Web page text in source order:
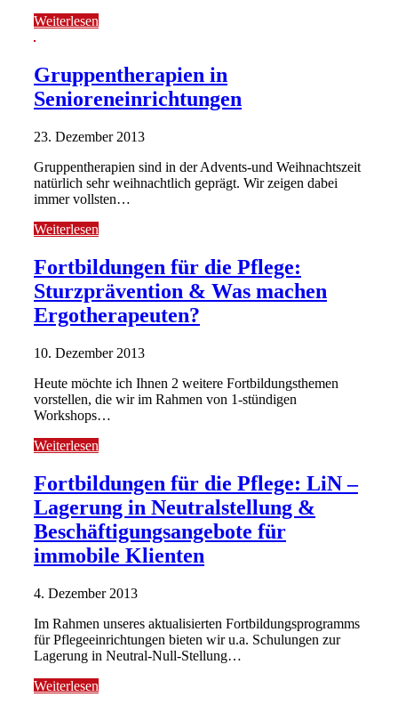
Weiterlesen
Gruppentherapien in
Senioreneinrichtungen
23. Dezember 2013
Gruppentherapien sind in der Advents-und Weihnachtszeit
natürlich sehr weihnachtlich geprägt. Wir zeigen dabei
immer vollsten…
Weiterlesen
Fortbildungen für die Pflege:
Sturzprävention & Was machen
Ergotherapeuten?
10. Dezember 2013
Heute möchte ich Ihnen 2 weitere Fortbildungsthemen
vorstellen, die wir im Rahmen von 1-stündigen
Workshops…
Weiterlesen
Fortbildungen für die Pflege: LiN –
Lagerung in Neutralstellung &
Beschäftigungsangebote für
immobile Klienten
4. Dezember 2013
Im Rahmen unseres aktualisierten Fortbildungsprogramms
für Pflegeeinrichtungen bieten wir u.a. Schulungen zur
Lagerung in Neutral-Null-Stellung…
Weiterlesen